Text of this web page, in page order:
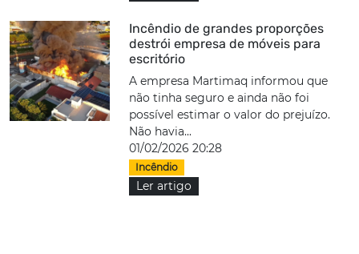
Incêndio de grandes proporções
destrói empresa de móveis para
escritório
A empresa Martimaq informou que
não tinha seguro e ainda não foi
possível estimar o valor do prejuízo.
Não havia...
01/02/2026 20:28
Incêndio
Ler artigo